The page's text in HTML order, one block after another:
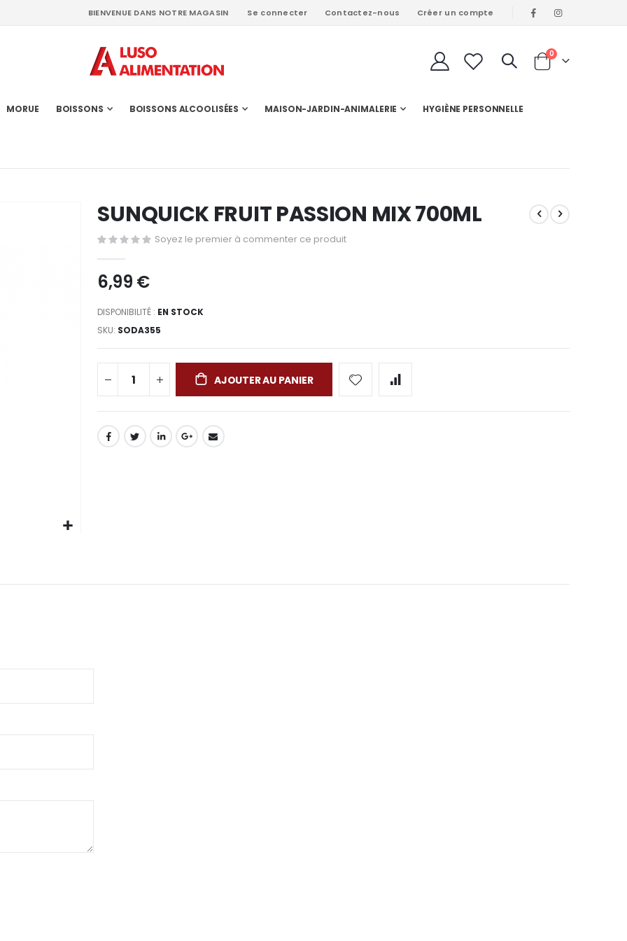
BIENVENUE DANS NOTRE MAGASIN Se connecter Contactez-nous Créer un compte
Cart
0articles
MORUE BOISSONS BOISSONS ALCOOLISÉES MAISON-JARDIN-ANIMALERIE HYGIÈNE PERSONNELLE
SUNQUICK FRUIT PASSION MIX 700ML
Soyez le premier à commenter ce produit
6,99 €
DISPONIBILITÉ : EN STOCK
SKU SODA355
AJOUTER AU PANIER